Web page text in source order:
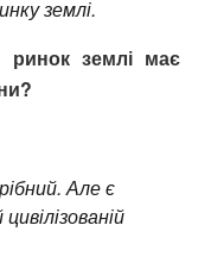
землі.
землі має
Але є